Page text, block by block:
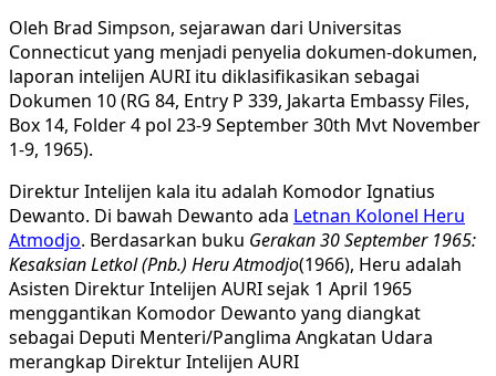
Oleh Brad Simpson, sejarawan dari Universitas
Connecticut yang menjadi penyelia dokumen-dokumen,
laporan intelijen AURI itu diklasifikasikan sebagai
Dokumen 10 (RG 84, Entry P 339, Jakarta Embassy Files,
Box 14, Folder 4 pol 23-9 September 30th Mvt November
1-9, 1965).
Direktur Intelijen kala itu adalah Komodor Ignatius
Dewanto. Di bawah Dewanto ada Letnan Kolonel Heru
Atmodjo. Berdasarkan buku Gerakan 30 September 1965:
Kesaksian Letkol (Pnb.) Heru Atmodjo(1966), Heru adalah
Asisten Direktur Intelijen AURI sejak 1 April 1965
menggantikan Komodor Dewanto yang diangkat
sebagai Deputi Menteri/Panglima Angkatan Udara
merangkap Direktur Intelijen AURI